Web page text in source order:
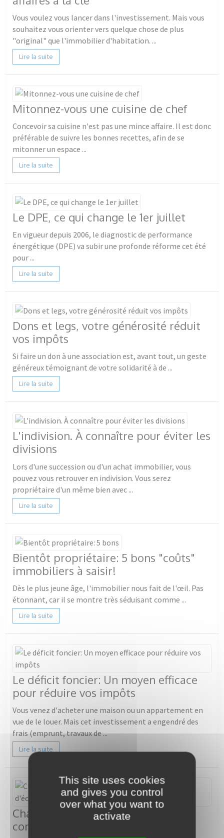
Vous voulez vous lancer dans l'investissement. Mais vous
souhaitez vous orienter vers quelque chose de plus
"original" que l'immobilier d'habitation. ...
Lire la suite
Mitonnez-vous une cuisine de chef
Concevoir sa cuisine n'est pas une mince affaire. Il est donc
préférable de suivre les bonnes recettes, afin de se
mitonner un espace ...
Lire la suite
Le DPE, ce qui change le 1er juillet
En vigueur depuis 2006, le diagnostic de performance
énergétique (DPE) va subir une profonde réforme cet été
pour ...
Lire la suite
Dons et legs, votre générosité réduit
vos impôts
Si faire un don à une association est, avant tout, un geste
généreux témoignant de votre solidarité à de ...
Lire la suite
L'indivision. À connaître pour éviter les
divisions
Lors d'une succession ou d'un achat immobilier, vous
pouvez vous retrouver en indivision. Vous serez
propriétaire d'un même bien avec ...
Lire la suite
Bientôt propriétaire: 5 bons "coûts"
immobiliers à saisir!
Dès le plus jeune âge, l'immobilier nous fait de l'œil. Pas
étonnant, car il se montre très séduisant comme ...
Lire la suite
Le déficit foncier: Un moyen efficace
pour réduire vos impôts
Vous venez d'acheter une maison ou un appartement en
vue de le louer. Mais cet investissement a engendré des
frais (emprunt, travaux de ...
Lire la suite
Changez vos fenêtres: Pour plus de
confort et d'économie.
This site uses cookies
and gives you control
over what you want to
activate